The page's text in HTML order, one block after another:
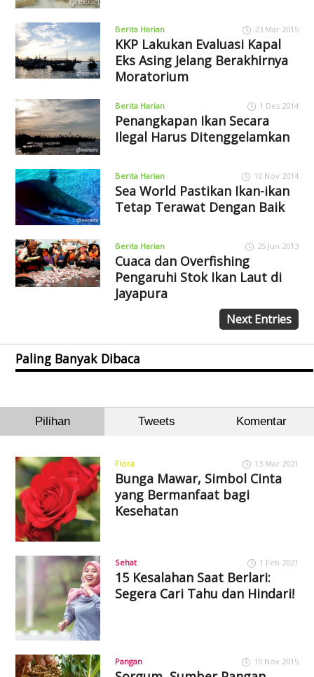
Berita Harian 23 Mar 2015
KKP Lakukan Evaluasi Kapal
Eks Asing Jelang Berakhirnya
Moratorium
Berita Harian 1 Des 2014
Penangkapan Ikan Secara
Ilegal Harus Ditenggelamkan
Berita Harian 10 Nov 2014
Sea World Pastikan Ikan-ikan
Tetap Terawat Dengan Baik
Berita Harian 25 Jun 2013
Cuaca dan Overfishing
Pengaruhi Stok Ikan Laut di
Jayapura
Next Entries
Paling Banyak Dibaca
Pilihan Tweets Komentar
Flora 13 Mar 2021
Bunga Mawar, Simbol Cinta
yang Bermanfaat bagi
Kesehatan
Sehat 1 Feb 2021
15 Kesalahan Saat Berlari:
Segera Cari Tahu dan Hindari!
Pangan 10 Nov 2015